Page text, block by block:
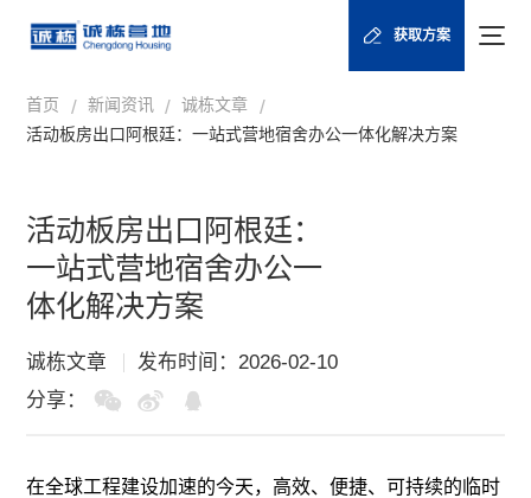
获取方案
首页 / 新闻资讯 / 诚栋文章 /
活动板房出口阿根廷：一站式营地宿舍办公一体化解决方案
活动板房出口阿根廷：
一站式营地宿舍办公一
体化解决方案
诚栋文章
发布时间：2026-02-10
分享：
在全球工程建设加速的今天，高效、便捷、可持续的临时